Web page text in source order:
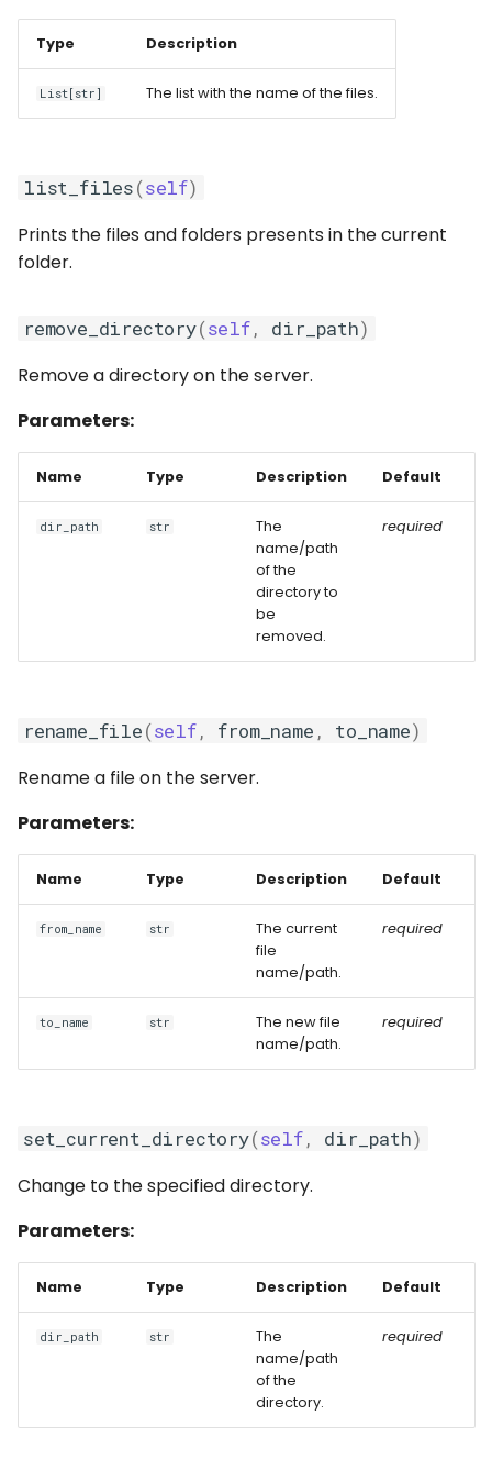
Type Description
List[str] The list with the name of the files.
list_files(self)
Prints the files and folders presents in the current
folder.
remove_directory(self, dir_path)
Remove a directory on the server.
Parameters:
Name Type Description Default
dir_path str
The
name/path
of the
directory to
be
removed.
required
rename_file(self, from_name , to_name)
Rename a file on the server.
Parameters:
Name Type Description Default
from_name str
The current
file
name/path.
required
to_name str
The new file
name/path.
required
set_current_directory(self, dir_path)
Change to the specified directory.
Parameters:
Name Type Description Default
dir_path str
The
name/path
of the
directory.
required